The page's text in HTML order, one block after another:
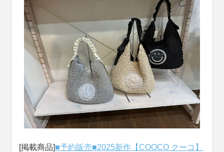
[掲載商品]■予約販売■2025新作【COOCO クーコ】